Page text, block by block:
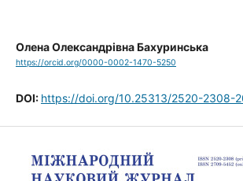
Олена Олександрівна Бахуринська
https://orcid.org/0000-0002-1470-5250
DOI: https://doi.org/10.25313/2520-2308-